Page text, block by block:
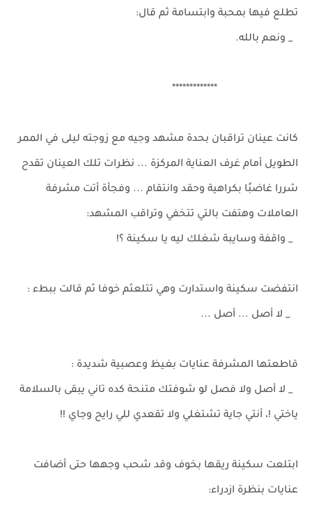
تطلع فيها بمحبة وابتسامة ثم قال:
_ ونعم بالله.
*************
كانت عينان تراقبان بحدة مشهد وجيه مع زوجته ليلى في الممر
الطويل أمام غرف العناية المركزة ... نظرات تلك العينان تقدح
شررا غاضبًا بكراهية وحقد وانتقام ... وفجأة أتت مشرفة
العاملات وهتفت بالتي تتخفي وتراقب المشهد:
_ واقفة وسايبة شغلك ليه يا سكينة ؟!
انتفضت سكينة واستدارت وهي تتلعثم خوفا ثم قالت ببطء :
_ لا أصل ... أصل ...
قاطعتها المشرفة عنايات بغيظ وعصبية شديدة :
_ لا أصل ولا فصل لو شوفتك متنحة كده تاني يبقى بالسلامة
ياختي !، أنتي جاية تشتغلي ولا تقعدي للي رايح وجاي !!
ابتلعت سكينة ريقها بخوف وقد شحب وجهها حتى أضافت
عنايات بنظرة ازدراء: